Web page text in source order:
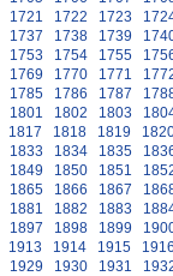
1721 1722 1723
1737 1738 1739
1753 1754 1755
1769 1770 1771
1785 1786 1787
1801 1802 1803
1817 1818 1819
1833 1834 1835
1849 1850 1851
1865 1866 1867
1881 1882 1883
1897 1898 1899
1913 1914 1915
1929 1930 1931